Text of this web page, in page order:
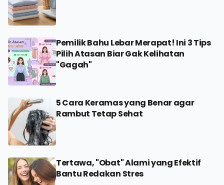
Pemilik Bahu Lebar Merapat! Ini 3 Tips
Pilih Atasan Biar Gak Kelihatan
"Gagah"
5 Cara Keramas yang Benar agar
Rambut Tetap Sehat
Tertawa, "Obat" Alami yang Efektif
Bantu Redakan Stres